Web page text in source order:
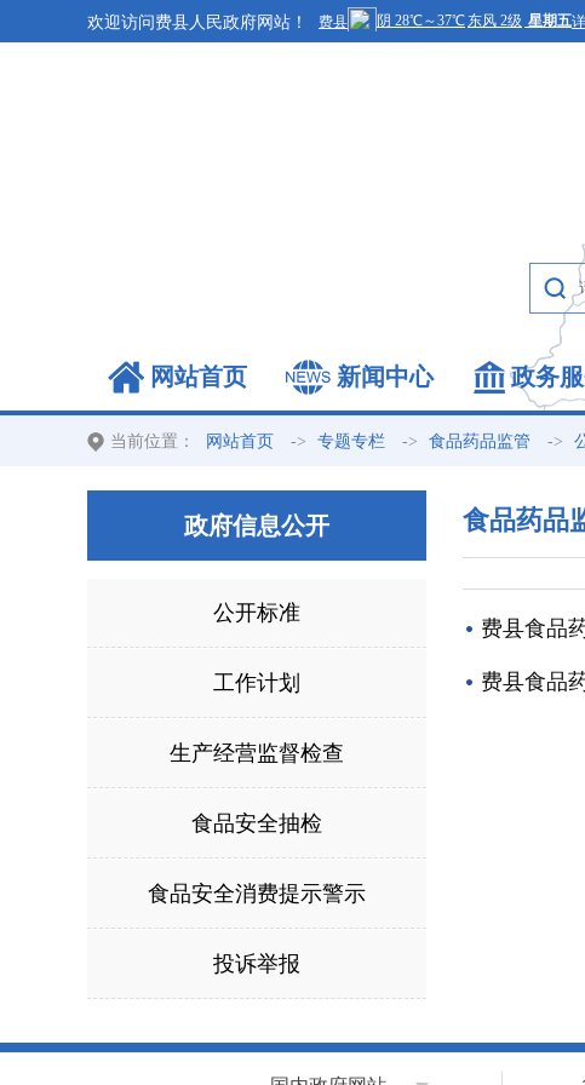
欢迎访问费县人民政府网站！
网站首页 新闻中心 政务
当前位置： 网站首页 -> 专题专栏 -> 食品药品监管 ->
政府信息公开
公开标准
工作计划
生产经营监督检查
食品安全抽检
食品安全消费提示警示
投诉举报
食品药品
费县食品
费县食品